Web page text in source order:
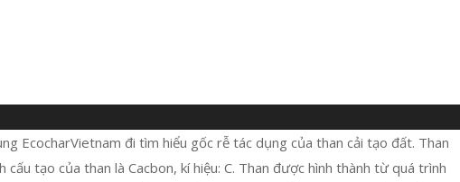
EcocharVietnam đi tìm hiểu gốc rễ tác dụng của than cải tạo đất. Than
cấu tạo của than là Cacbon, kí hiệu: C. Than được hình thành từ quá trình